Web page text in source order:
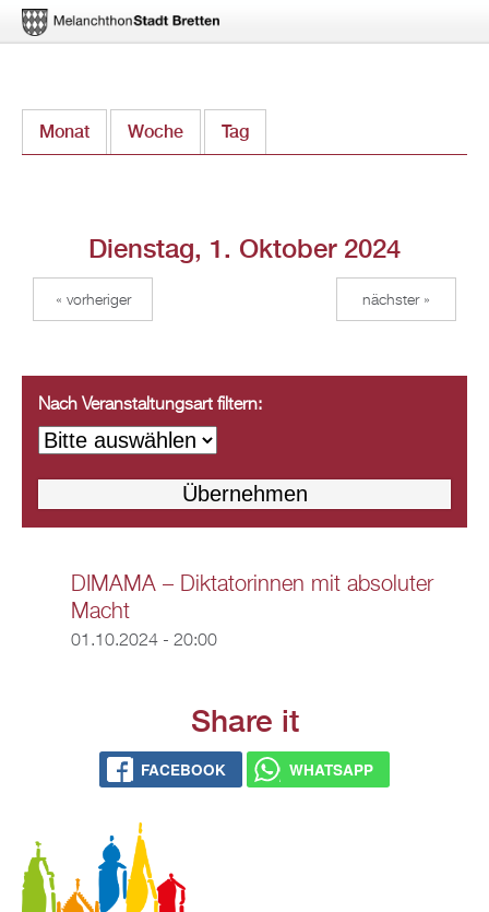
zum
Monat Woche Tag
Dienstag, 1. Oktober 2024
« vorheriger nächster »
Nach Veranstaltungsart filtern:
DIMAMA – Diktatorinnen mit absoluter
Macht
01.10.2024 - 20:00
Share it
FACEBOOK WHATSAPP